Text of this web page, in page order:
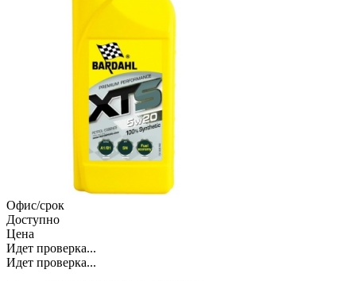
Офис/срок
Доступно
Цена
Идет проверка...
Идет проверка...